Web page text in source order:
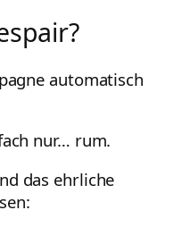
automatisch
nur… rum.
das ehrliche